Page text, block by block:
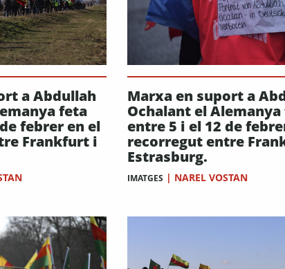
a Abdullah
feta
febrer en el
Frankfurt i
Marxa en suport a
Ochalant el
entre 5 i el 12 de
recorregut entre
Estrasburg.
IMATGES | NAREL VOSTAN